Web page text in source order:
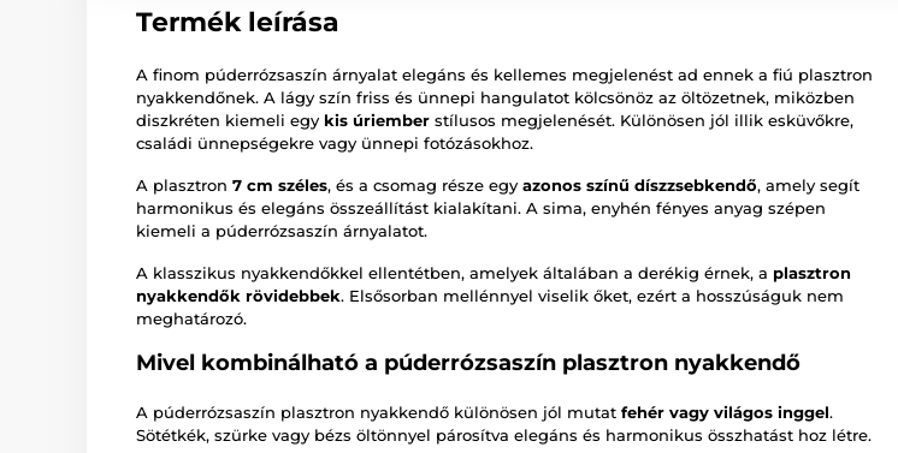
Termék leírása
A finom púderrózsaszín árnyalat elegáns és kellemes megjelenést ad ennek a fiú plasztron
nyakkendőnek. A lágy szín friss és ünnepi hangulatot kölcsönöz az öltözetnek, miközben
diszkréten kiemeli egy kis úriember stílusos megjelenését. Különösen jól illik esküvőkre,
családi ünnepségekre vagy ünnepi fotózásokhoz.
A plasztron 7 cm széles, és a csomag része egy azonos színű díszzsebkendő, amely segít
harmonikus és elegáns összeállítást kialakítani. A sima, enyhén fényes anyag szépen
kiemeli a púderrózsaszín árnyalatot.
A klasszikus nyakkendőkkel ellentétben, amelyek általában a derékig érnek, a plasztron
nyakkendők rövidebbek. Elsősorban mellénnyel viselik őket, ezért a hosszúságuk nem
meghatározó.
Mivel kombinálható a púderrózsaszín plasztron nyakkendő
A púderrózsaszín plasztron nyakkendő különösen jól mutat fehér vagy világos inggel.
Sötétkék, szürke vagy bézs öltönnyel párosítva elegáns és harmonikus összhatást hoz létre.